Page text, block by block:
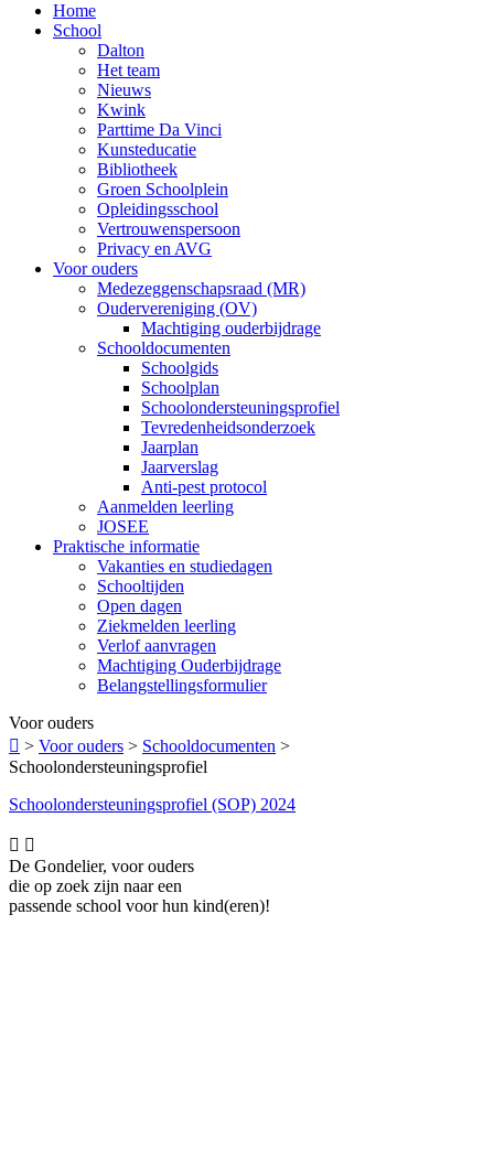
Home
School
Dalton
Het team
Nieuws
Kwink
Parttime Da Vinci
Kunsteducatie
Bibliotheek
Groen Schoolplein
Opleidingsschool
Vertrouwenspersoon
Privacy en AVG
Voor ouders
Medezeggenschapsraad (MR)
Oudervereniging (OV)
Machtiging ouderbijdrage
Schooldocumenten
Schoolgids
Schoolplan
Schoolondersteuningsprofiel
Tevredenheidsonderzoek
Jaarplan
Jaarverslag
Anti-pest protocol
Aanmelden leerling
JOSEE
Praktische informatie
Vakanties en studiedagen
Schooltijden
Open dagen
Ziekmelden leerling
Verlof aanvragen
Machtiging Ouderbijdrage
Belangstellingsformulier
Voor ouders
 > Voor ouders > Schooldocumenten >
Schoolondersteuningsprofiel
Schoolondersteuningsprofiel (SOP) 2024
 
De Gondelier, voor ouders
die op zoek zijn naar een
passende school voor hun kind(eren)!